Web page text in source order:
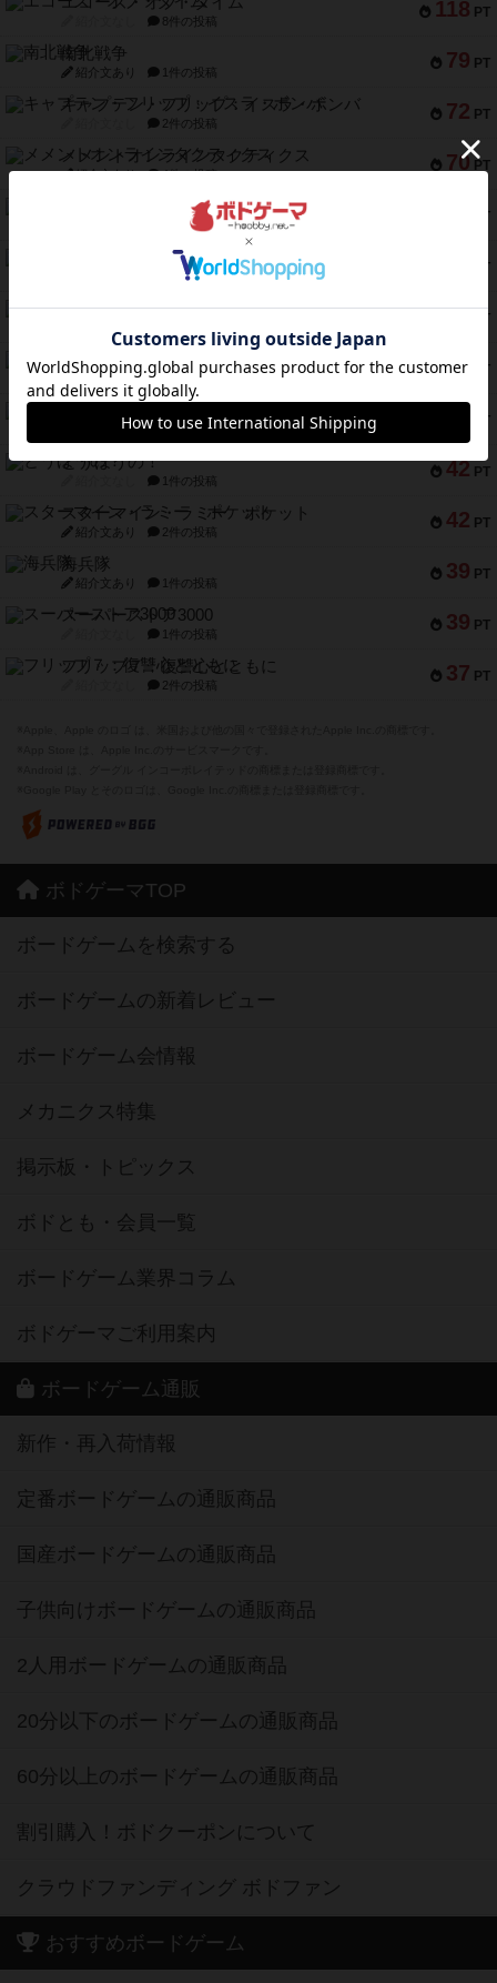
118 PT
8件の投稿
79 PT
南北戦争
紹介文あり 1件の投稿
72 PT
キャプテン・フリップ：イスラ・ボンバ
2件の投稿
70 PT
メメントオンラインタクティクス
紹介文あり 4件の投稿
PT
1件の投稿
PT
1件の投稿
53 PT
セミファイナル ～お前はまだ生きている～
52 PT
ふたつの街の物語
紹介文あり 18件の投稿
PT
紹介文あり 4件の投稿
42 PT
とうほうの！
1件の投稿
42 PT
スターマイン・ラミー ポケット
紹介文あり 2件の投稿
39 PT
海兵隊
紹介文あり 1件の投稿
39 PT
スーパーストア3000
1件の投稿
37 PT
フリップ７：復讐心とともに
2件の投稿
ボドゲーマTOP
ボードゲームを検索する
ボードゲームの新着レビュー
ボードゲーム会情報
メカニクス特集
掲示板・トピックス
ボドとも・会員一覧
ボードゲーム業界コラム
ボドゲーマご利用案内
ボードゲーム通販
新作・再入荷情報
定番ボードゲームの通販商品
国産ボードゲームの通販商品
子供向けボードゲームの通販商品
2人用ボードゲームの通販商品
20分以下のボードゲームの通販商品
60分以上のボードゲームの通販商品
割引購入！ボドクーポンについて
クラウドファンディング ボドファン
おすすめボードゲーム